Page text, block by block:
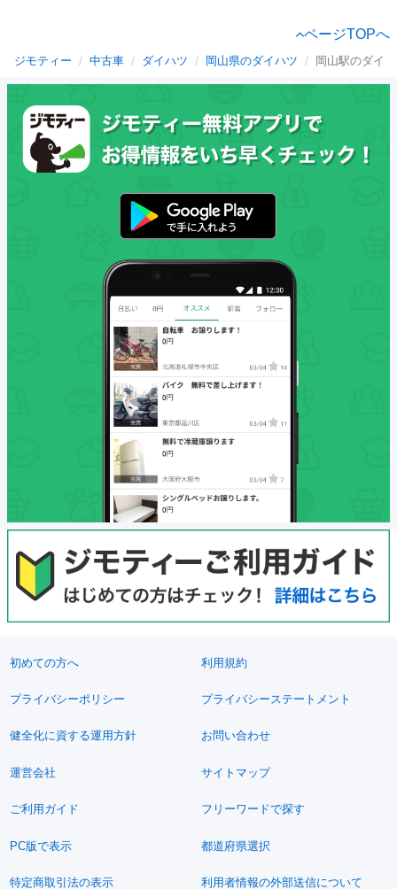
ページTOPへ
ジモティー 中古車 ダイハツ 岡山県のダイハツ 岡山駅のダイ
初めての方へ 利用規約
プライバシーポリシー プライバシーステートメント
健全化に資する運用方針 お問い合わせ
運営会社 サイトマップ
ご利用ガイド フリーワードで探す
PC版で表示 都道府県選択
特定商取引法の表示 利用者情報の外部送信について